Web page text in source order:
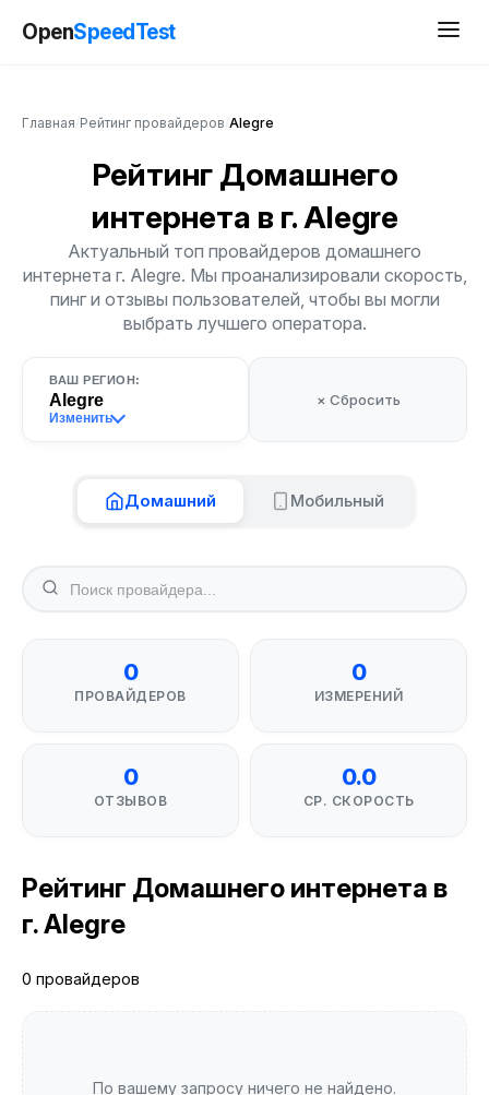
OpenSpeedTest
Главная Рейтинг провайдеров Alegre
Рейтинг Домашнего
интернета в г. Alegre
Актуальный топ провайдеров домашнего
интернета г. Alegre. Мы проанализировали скорость,
пинг и отзывы пользователей, чтобы вы могли
выбрать лучшего оператора.
ВАШ РЕГИОН:
Alegre
Изменить
× Сбросить
Домашний Мобильный
0
ПРОВАЙДЕРОВ
0
ИЗМЕРЕНИЙ
0
ОТЗЫВОВ
0.0
СР. СКОРОСТЬ
Рейтинг Домашнего интернета в
г. Alegre
0 провайдеров
По вашему запросу ничего не найдено.